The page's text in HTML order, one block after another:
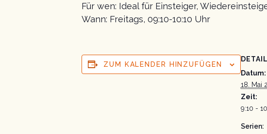
Für wen: Ideal für Einsteiger,
Wann: Freitags, 09:10-10:10 Uhr
ZUM KALENDER HINZUFÜGEN
Datum:
18. Mai
Zeit:
9:10 -
Serien: